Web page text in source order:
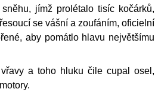
jímž prolétalo tisíc kočárků,
se vášní a zoufáním, oficielní
aby pomátlo hlavu největšímu
a toho hluku čile cupal osel,